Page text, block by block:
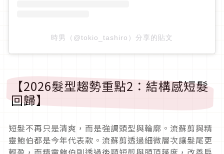
時男（@tokio_tashiro）分享的貼文
【2026髮型趨勢重點2：結構感短髮
回歸】
短髮不再只是清爽，而是強調頭型與輪廓。流蘇剪與精
靈鮑伯都是今年代表款。流蘇剪透過細微層次讓髮尾更